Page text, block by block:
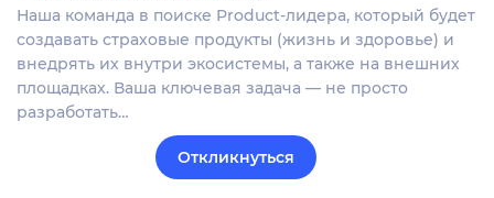
Наша команда в поиске Product-лидера, который будет
создавать страховые продукты (жизнь и здоровье) и
внедрять их внутри экосистемы, а также на внешних
площадках. Ваша ключевая задача — не просто
разработать…
Откликнуться